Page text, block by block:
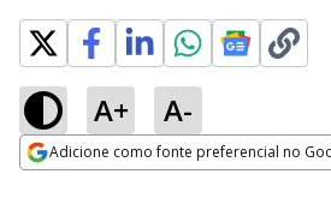
A+ A-
Adicione como fonte preferencial no